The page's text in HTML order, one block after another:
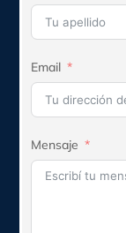
Email
Mensaje